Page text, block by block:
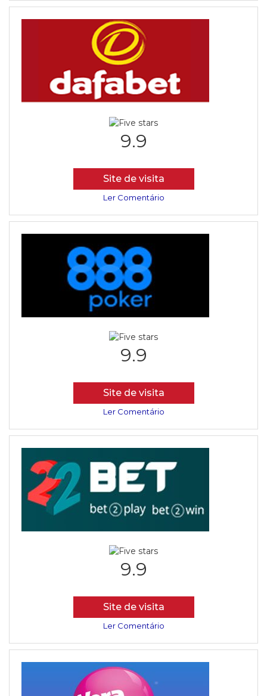
9.9
Site de visita
Ler Comentário
9.9
Site de visita
Ler Comentário
9.9
Site de visita
Ler Comentário